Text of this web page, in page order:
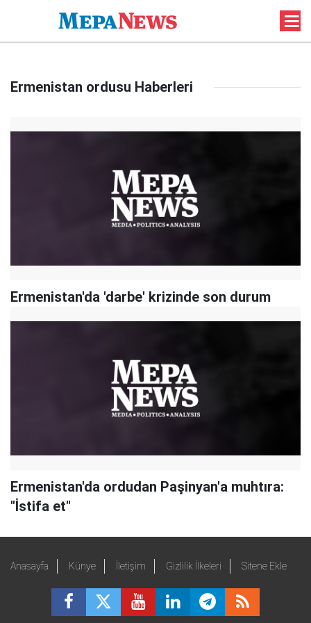
Ermenistan ordusu Haberleri
Ermenistan'da 'darbe' krizinde son durum
Ermenistan'da ordudan Paşinyan'a muhtıra:
"İstifa et"
Anasayfa Künye İletişim Gizlilik İlkeleri Sitene Ekle